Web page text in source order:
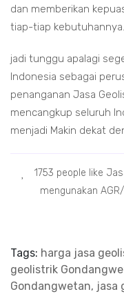
dan memberikan
tiap-tiap kebutuhannya.
jadi tunggu apalagi
Indonesia sebagai
penanganan Jasa
mencangkup seluruh
menjadi Makin dekat
1753 people like
mengunakan
Tags: harga jasa
geolistrik
Gondangwetan, jasa